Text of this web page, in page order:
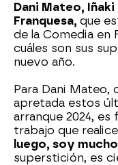
Dani Mateo,
Franquesa, que
de la Comedia en
cuáles son sus
nuevo año.
Para Dani Mateo,
apretada estos
arranque 2024,
trabajo que
luego, soy
superstición, es